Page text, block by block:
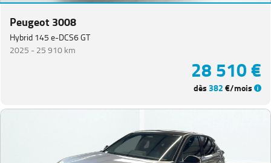
Peugeot 3008
Hybrid 145 e-DCS6 GT
2025 -25 910 km
28 510 €
dès382€/mois